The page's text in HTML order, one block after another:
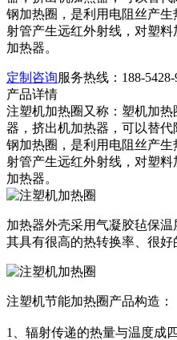
钢加热圈，是利用电阻丝产
射管产生远红外射线，对塑
加热器。
定制咨询服务热线： 188-
产品详情
注塑机加热圈又称：塑机加
器，挤出机加热器，可以替
钢加热圈，是利用电阻丝产
射管产生远红外射线，对塑
加热器。
加热器外壳采用气凝胶毡保
其具有很高的热转换率、很好
注塑机节能加热圈产品构造：
1、辐射传递的热量与温度成